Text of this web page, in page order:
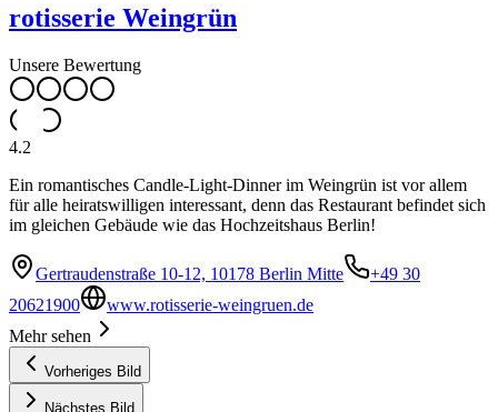
rotisserie Weingrün
Unsere Bewertung
4.2
Ein romantisches Candle-Light-Dinner im Weingrün ist vor allem
für alle heiratswilligen interessant, denn das Restaurant befindet sich
im gleichen Gebäude wie das Hochzeitshaus Berlin!
Gertraudenstraße 10-12, 10178 Berlin Mitte
+49 30
20621900
www.rotisserie-weingruen.de
Mehr sehen
Vorheriges Bild
Nächstes Bild